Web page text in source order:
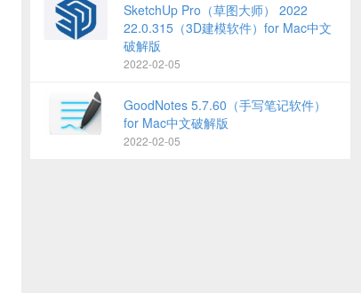
SketchUp Pro（草图大师） 2022
22.0.315（3D建模软件）for Mac中文
破解版
2022-02-05
GoodNotes 5.7.60（手写笔记软件）
for Mac中文破解版
2022-02-05